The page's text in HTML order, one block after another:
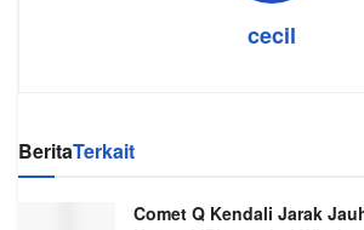
cecil
BeritaTerkait
Comet Q Kendali Jarak